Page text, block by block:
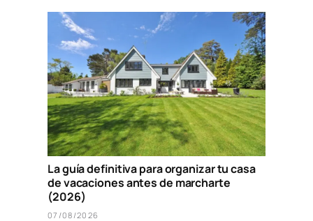
La guía definitiva para organizar tu casa
de vacaciones antes de marcharte
(2026)
07/08/2026